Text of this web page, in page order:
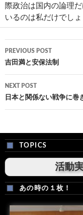
際政治は国内の論理
いるのは私だけでしょ
Post
navigation
PREVIOUS POST
吉田満と安保法制
NEXT POST
日本と関係ない戦争に巻
TOPICS
活動
あの時の１枚！